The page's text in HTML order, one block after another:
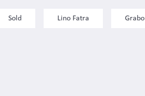
Sold Lino Fatra Grabo